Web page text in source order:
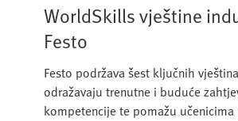
WorldSkills vještine
Festo
Festo podržava šest ključnih
odražavaju trenutne i buduće
kompetencije te pomažu